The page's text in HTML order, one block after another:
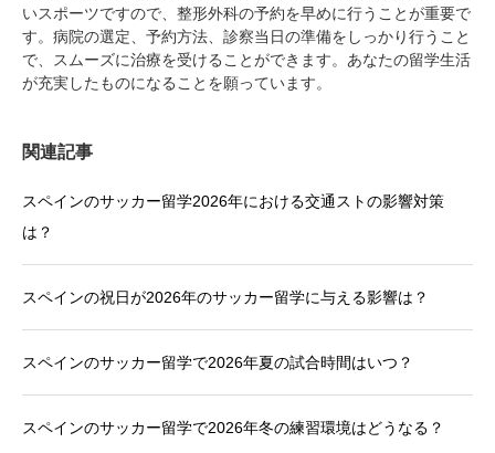
いスポーツですので、整形外科の予約を早めに行うことが重要で
す。病院の選定、予約方法、診察当日の準備をしっかり行うこと
で、スムーズに治療を受けることができます。あなたの留学生活
が充実したものになることを願っています。
関連記事
スペインのサッカー留学2026年における交通ストの影響対策
は？
スペインの祝日が2026年のサッカー留学に与える影響は？
スペインのサッカー留学で2026年夏の試合時間はいつ？
スペインのサッカー留学で2026年冬の練習環境はどうなる？